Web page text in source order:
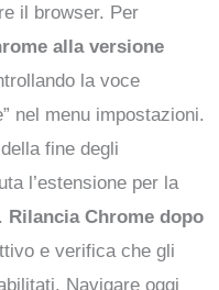
il browser. Per
alla versione
la voce
nel menu impostazioni.
fine degli
l’estensione per la
Rilancia Chrome dopo
e verifica che gli
Navigare oggi